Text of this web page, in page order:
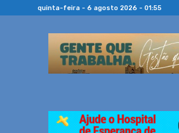
quinta-feira - 6 agosto 2026 - 01:55